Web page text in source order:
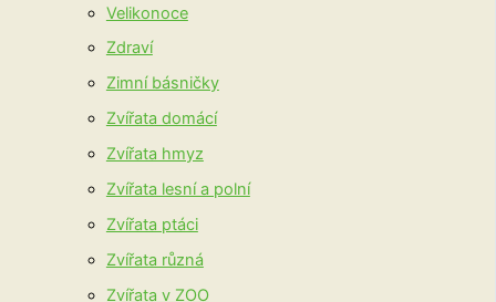
Velikonoce
Zdraví
Zimní básničky
Zvířata domácí
Zvířata hmyz
Zvířata lesní a polní
Zvířata ptáci
Zvířata různá
Zvířata v ZOO